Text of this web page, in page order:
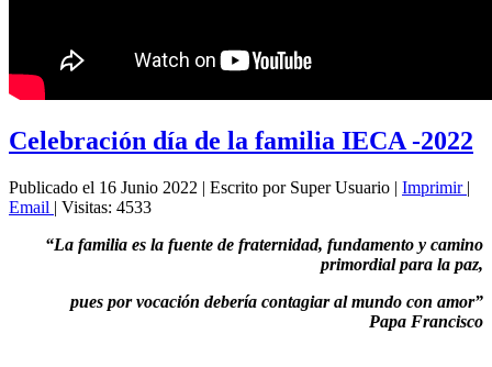
Celebración día de la familia IECA -2022
Publicado el 16 Junio 2022 | Escrito por Super Usuario | Imprimir |
Email | Visitas: 4533
“La familia es la fuente de fraternidad, fundamento y camino
primordial para la paz,
pues por vocación debería contagiar al mundo con amor”
Papa Francisco